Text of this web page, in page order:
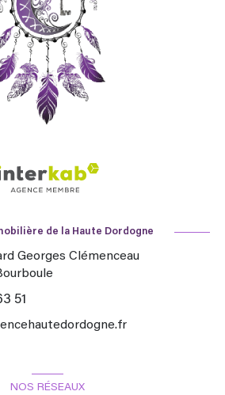
de la Haute Dordogne
Georges Clémenceau
51
NOS RÉSEAUX